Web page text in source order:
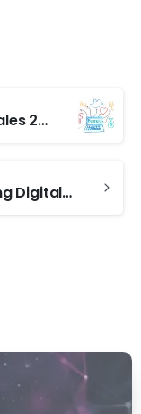
Crecimiento en redes sociales 2021 y buyer persona
Tendencias de Marketing Digital 2022